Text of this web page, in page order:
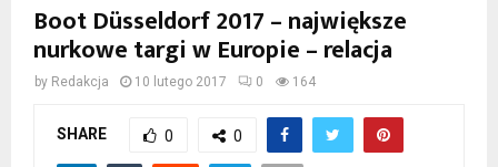
Boot Düsseldorf 2017 – największe
nurkowe targi w Europie – relacja
by Redakcja 10 lutego 2017 0 164
SHARE 0 0